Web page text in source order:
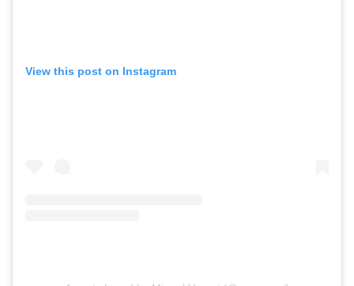
View this post on Instagram